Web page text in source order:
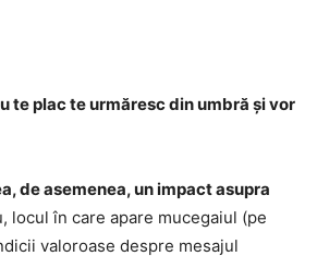
te plac te urmăresc din umbră și vor
de asemenea, un impact asupra
locul în care apare mucegaiul (pe
valoroase despre mesajul